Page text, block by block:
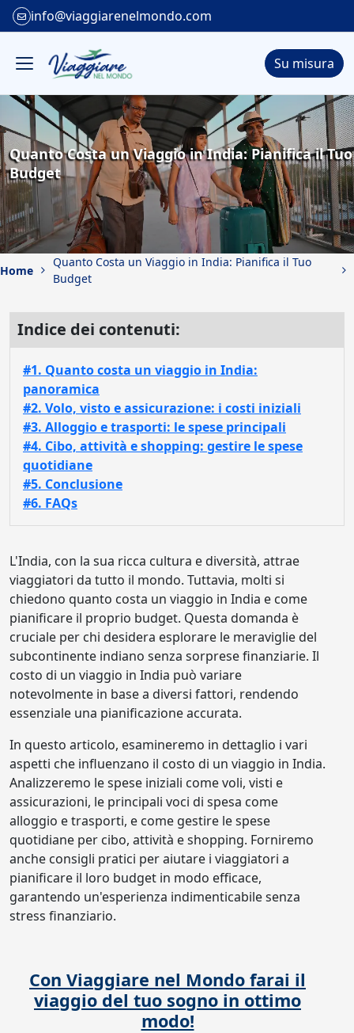
info@viaggiarenelmondo.com
Su misura
Quanto Costa un Viaggio in India: Pianifica il Tuo
Budget
Home
Quanto Costa un Viaggio in India: Pianifica il Tuo
Budget
Indice dei contenuti:
#1. Quanto costa un viaggio in India:
panoramica
#2. Volo, visto e assicurazione: i costi iniziali
#3. Alloggio e trasporti: le spese principali
#4. Cibo, attività e shopping: gestire le spese
quotidiane
#5. Conclusione
#6. FAQs
L'India, con la sua ricca cultura e diversità, attrae
viaggiatori da tutto il mondo. Tuttavia, molti si
chiedono quanto costa un viaggio in India e come
pianificare il proprio budget. Questa domanda è
cruciale per chi desidera esplorare le meraviglie del
subcontinente indiano senza sorprese finanziarie. Il
costo di un viaggio in India può variare
notevolmente in base a diversi fattori, rendendo
essenziale una pianificazione accurata.
In questo articolo, esamineremo in dettaglio i vari
aspetti che influenzano il costo di un viaggio in India.
Analizzeremo le spese iniziali come voli, visti e
assicurazioni, le principali voci di spesa come
alloggio e trasporti, e come gestire le spese
quotidiane per cibo, attività e shopping. Forniremo
anche consigli pratici per aiutare i viaggiatori a
pianificare il loro budget in modo efficace,
garantendo un'esperienza indimenticabile senza
stress finanziario.
Con Viaggiare nel Mondo farai il
viaggio del tuo sogno in ottimo
modo!